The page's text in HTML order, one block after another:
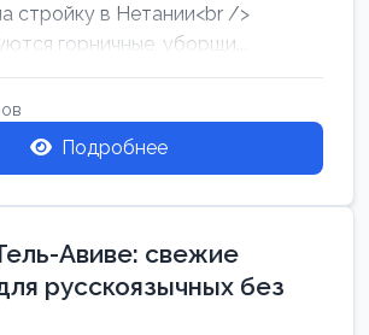
стройку в Нетании<br />
горничные, уборщи...
Подробнее
Авиве: свежие
русскоязычных без